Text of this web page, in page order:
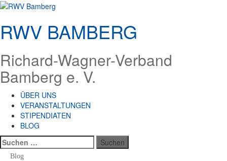
Zum
springen
RWV BAMBERG
Richard-Wagner-Verband
Bamberg e. V.
ÜBER UNS
VERANSTALTUNGEN
STIPENDIATEN
BLOG
Suchen
nach:
Blog